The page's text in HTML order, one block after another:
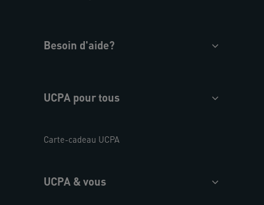
Besoin d'aide?
UCPA pour tous
Carte-cadeau UCPA
UCPA & vous